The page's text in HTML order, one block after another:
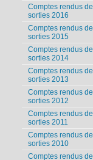
Comptes rendus de
sorties 2016
Comptes rendus de
sorties 2015
Comptes rendus de
sorties 2014
Comptes rendus de
sorties 2013
Comptes rendus de
sorties 2012
Comptes rendus de
sorties 2011
Comptes rendus de
sorties 2010
Comptes rendus de